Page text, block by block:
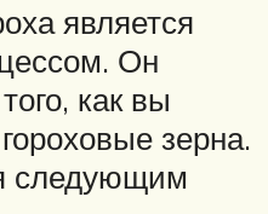
является
Он
как вы
зерна.
следующим